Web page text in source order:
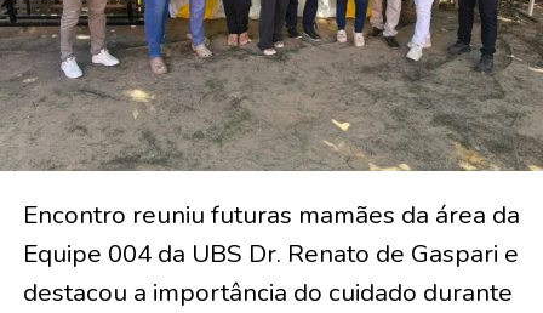
Encontro reuniu futuras mamães da área da
Equipe 004 da UBS Dr. Renato de Gaspari e
destacou a importância do cuidado durante